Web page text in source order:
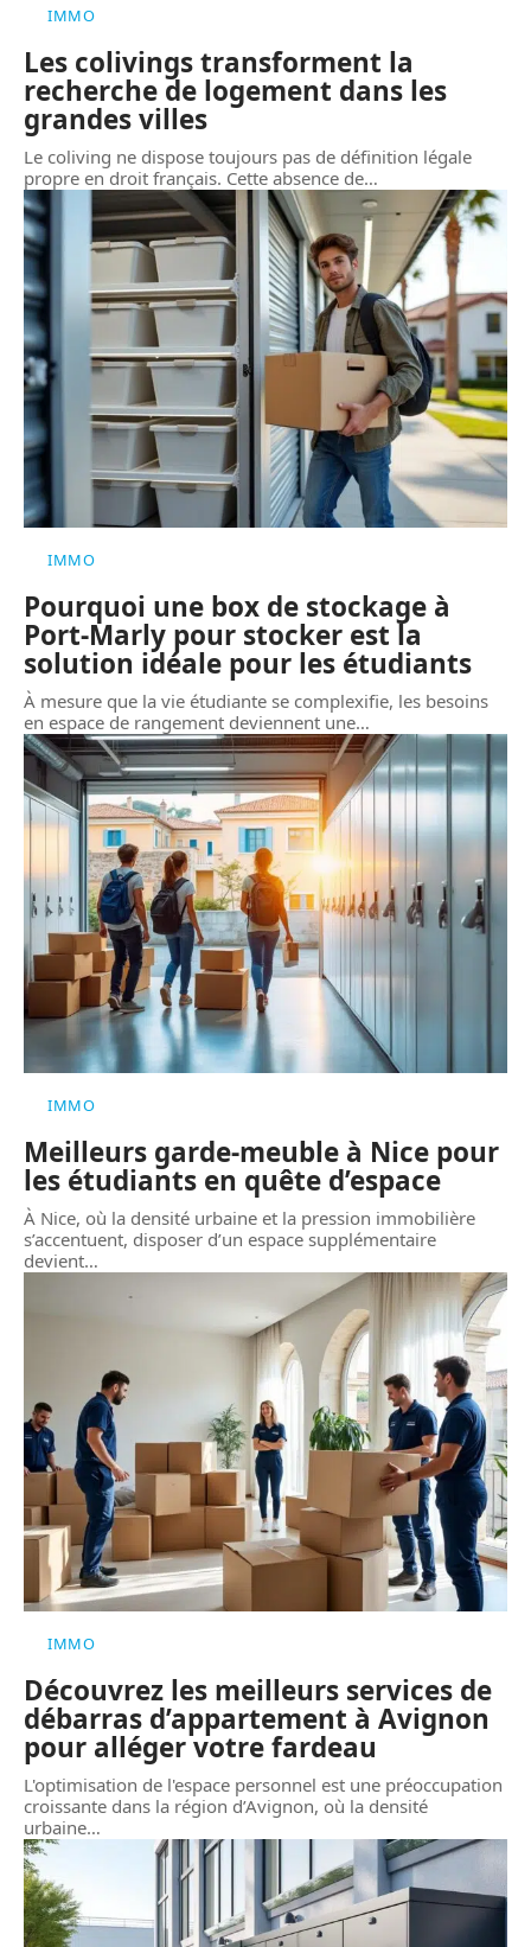
IMMO
Les colivings transforment la
recherche de logement dans les
grandes villes
Le coliving ne dispose toujours pas de définition légale
propre en droit français. Cette absence de…
IMMO
Pourquoi une box de stockage à
Port-Marly pour stocker est la
solution idéale pour les étudiants
À mesure que la vie étudiante se complexifie, les besoins
en espace de rangement deviennent une…
IMMO
Meilleurs garde-meuble à Nice pour
les étudiants en quête d’espace
À Nice, où la densité urbaine et la pression immobilière
s’accentuent, disposer d’un espace supplémentaire
devient…
IMMO
Découvrez les meilleurs services de
débarras d’appartement à Avignon
pour alléger votre fardeau
L'optimisation de l'espace personnel est une préoccupation
croissante dans la région d’Avignon, où la densité
urbaine…